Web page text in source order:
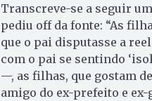
Transcreve-se a seguir
pediu off da fonte: “As
que o pai disputasse a
com o pai se sentindo
—, as filhas, que gostam
amigo do ex-prefeito e